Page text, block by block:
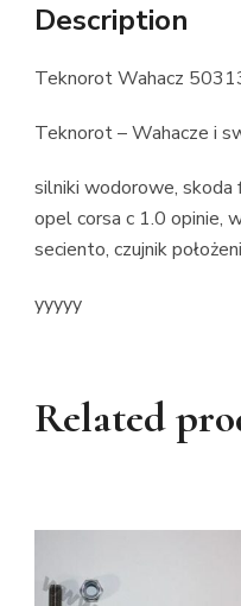
Description
Teknorot Wahacz
Teknorot – Wahacze i
silniki wodorowe, skoda
opel corsa c 1.0 opinie,
seciento, czujnik
yyyyy
Related